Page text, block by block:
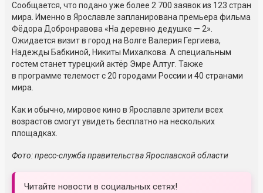
Сообщается, что подано уже более 2 700 заявок из 123 стран
мира. Именно в Ярославле запланирована премьера фильма
Фёдора Добронравова «На деревню дедушке — 2».
Ожидается визит в город на Волге Валерия Гергиева,
Надежды Бабкиной, Никиты Михалкова. А специальным
гостем станет турецкий актёр Эмре Алтуг. Также
в программе телемост с 20 городами России и 40 странами
мира.
Как и обычно, мировое кино в Ярославле зрители всех
возрастов смогут увидеть бесплатно на нескольких
площадках.
Фото: пресс-служба правительства Ярославской области
Читайте новости в социальных сетях!